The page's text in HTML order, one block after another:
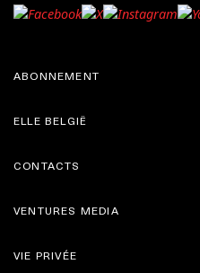
ABONNEMENT
ELLE BELGIË
CONTACTS
VENTURES MEDIA
VIE PRIVÉE